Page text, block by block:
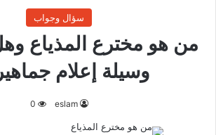
سؤال وجواب
من هو مخترع المذياع
وسيلة إعلام
eslam
0